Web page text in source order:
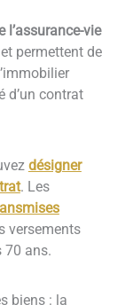
l’assurance-vie
permettent de
d’un contrat
désigner
. Les
versements
70 ans.
biens : la